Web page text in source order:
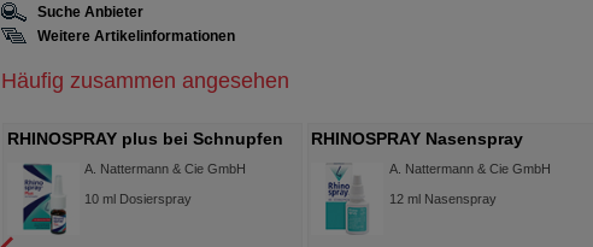
Suche Anbieter
Weitere Artikelinformationen
Häufig zusammen angesehen
RHINOSPRAY plus bei Schnupfen
mit FeindosiererA. Nattermann & Cie GmbH
10 ml Dosierspray
RHINOSPRAY Nasenspray
A. Nattermann & Cie GmbH
12 ml Nasenspray